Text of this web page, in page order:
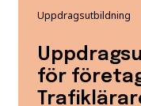
Uppdragsutbildning
för